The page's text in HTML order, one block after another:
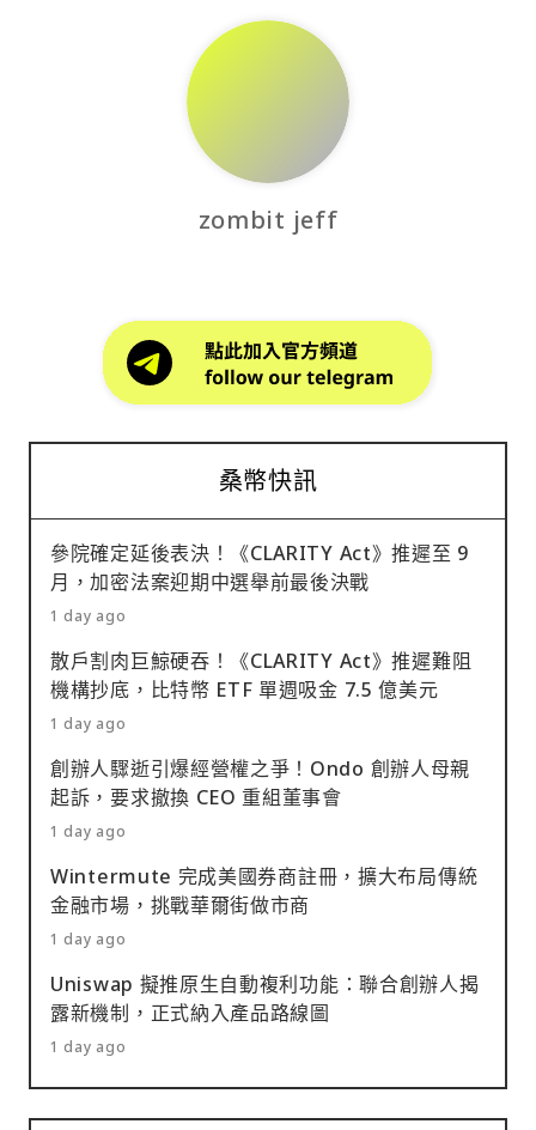
zombit jeff
桑幣快訊
參院確定延後表決！《CLARITY Act》推遲至 9
月，加密法案迎期中選舉前最後決戰
1 day ago
散戶割肉巨鯨硬吞！《CLARITY Act》推遲難阻
機構抄底，比特幣 ETF 單週吸金 7.5 億美元
1 day ago
創辦人驟逝引爆經營權之爭！Ondo 創辦人母親
起訴，要求撤換 CEO 重組董事會
1 day ago
Wintermute 完成美國券商註冊，擴大布局傳統
金融市場，挑戰華爾街做市商
1 day ago
Uniswap 擬推原生自動複利功能：聯合創辦人揭
露新機制，正式納入產品路線圖
1 day ago